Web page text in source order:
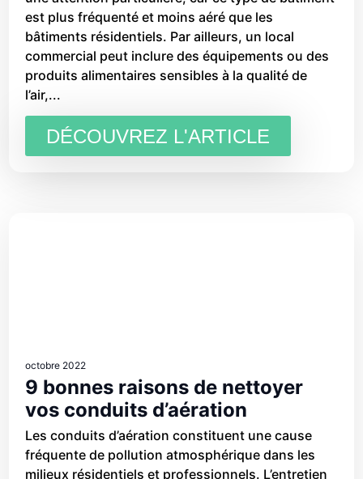
est plus fréquenté et moins aéré que les
bâtiments résidentiels. Par ailleurs, un local
commercial peut inclure des équipements ou des
produits alimentaires sensibles à la qualité de
l’air,...
DÉCOUVREZ L'ARTICLE
octobre 2022
9 bonnes raisons de nettoyer
vos conduits d’aération
Les conduits d’aération constituent une cause
fréquente de pollution atmosphérique dans les
milieux résidentiels et professionnels. L’entretien